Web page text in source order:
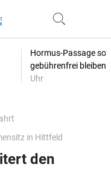
Hormus-Passage
gebührenfrei bleiben
Uhr
in Hittfeld
den